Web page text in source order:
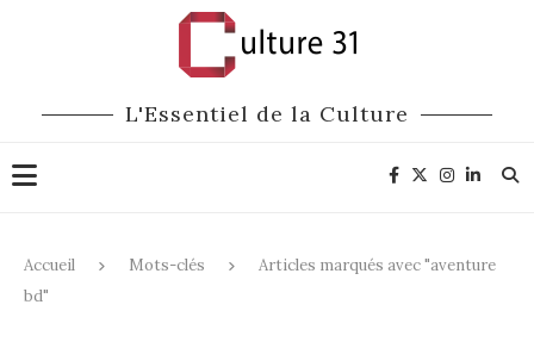
L'Essentiel de la Culture
Accueil Mots-clés
Articles marqués avec "aventure
bd"